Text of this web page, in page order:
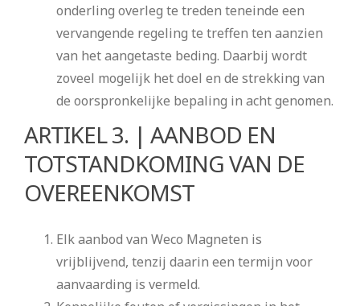
onderling overleg te treden teneinde een
vervangende regeling te treffen ten aanzien
van het aangetaste beding. Daarbij wordt
zoveel mogelijk het doel en de strekking van
de oorspronkelijke bepaling in acht genomen.
ARTIKEL 3. | AANBOD EN
TOTSTANDKOMING VAN DE
OVEREENKOMST
Elk aanbod van Weco Magneten is
vrijblijvend, tenzij daarin een termijn voor
aanvaarding is vermeld.